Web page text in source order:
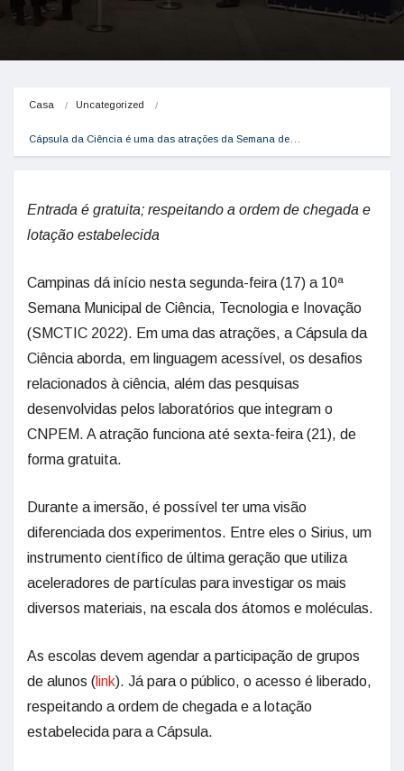
Casa Uncategorized
Cápsula da Ciência é uma das atrações da Semana de…
Entrada é gratuita; respeitando a ordem de chegada e
lotação estabelecida
Campinas dá início nesta segunda-feira (17) a 10ª
Semana Municipal de Ciência, Tecnologia e Inovação
(SMCTIC 2022). Em uma das atrações, a Cápsula da
Ciência aborda, em linguagem acessível, os desafios
relacionados à ciência, além das pesquisas
desenvolvidas pelos laboratórios que integram o
CNPEM. A atração funciona até sexta-feira (21), de
forma gratuita.
Durante a imersão, é possível ter uma visão
diferenciada dos experimentos. Entre eles o Sirius, um
instrumento científico de última geração que utiliza
aceleradores de partículas para investigar os mais
diversos materiais, na escala dos átomos e moléculas.
As escolas devem agendar a participação de grupos
de alunos (link). Já para o público, o acesso é liberado,
respeitando a ordem de chegada e a lotação
estabelecida para a Cápsula.